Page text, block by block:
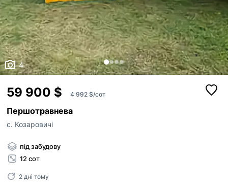
4
59 900 $ 4 992 $/сот
Першотравнева
с. Козаровичі
під забудову
12 сот
2 дні тому